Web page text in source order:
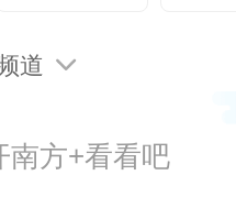
的企业合作订
械专业合作
规模进一步提
道
南方+看看吧